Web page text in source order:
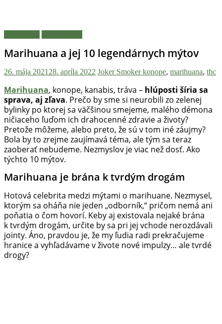
Marihuana a jej 10 legendárnych mýtov
26. mája 2021 28. apríla 2022 Joker Smokerkonope, marihuana, thc
Marihuana, konope, kanabis, tráva – hlúposti šíria sa
sprava, aj zľava. Prečo by sme si neurobili zo zelenej
bylinky po ktorej sa väčšinou smejeme, malého démona
ničiaceho ľuďom ich drahocenné zdravie a životy?
Pretože môžeme, alebo preto, že sú v tom iné záujmy?
Bola by to zrejme zaujímavá téma, ale tým sa teraz
zaoberať nebudeme. Nezmyslov je viac než dosť. Ako
týchto 10 mýtov.
Marihuana je brána k tvrdým drogám
Hotová celebrita medzi mýtami o marihuane. Nezmysel,
ktorým sa oháňa nie jeden „odborník,“ pričom nemá ani
poňatia o čom hovorí. Keby aj existovala nejaké brána
k tvrdým drogám, určite by sa pri jej vchode nerozdávali
jointy. Áno, pravdou je, že my ľudia radi prekračujeme
hranice a vyhľadávame v živote nové impulzy… ale tvrdé
drogy?